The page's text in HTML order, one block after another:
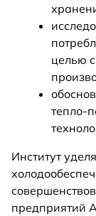
целью
тепло-
Институт
предприятий